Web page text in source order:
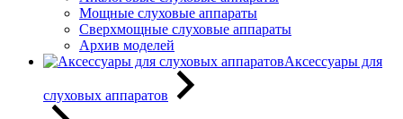
Мощные слуховые аппараты
Сверхмощные слуховые аппараты
Архив моделей
Аксессуары для
слуховых аппаратов